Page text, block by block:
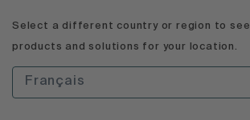
Select a different country or region to see
products and solutions for your location.
Français